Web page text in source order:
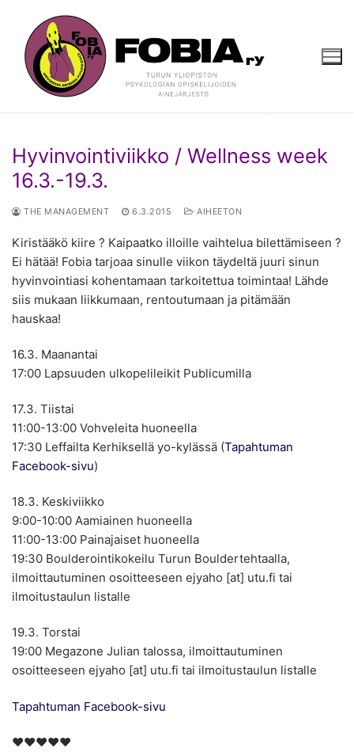
sisältöön
Hyvinvointiviikko / Wellness week
16.3.-19.3.
THE MANAGEMENT 6.3.2015 AIHEETON
Kiristääkö kiire ? Kaipaatko illoille vaihtelua bilettämiseen ?
Ei hätää! Fobia tarjoaa sinulle viikon täydeltä juuri sinun
hyvinvointiasi kohentamaan tarkoitettua toimintaa! Lähde
siis mukaan liikkumaan, rentoutumaan ja pitämään
hauskaa!
16.3. Maanantai
17:00 Lapsuuden ulkopelileikit Publicumilla
17.3. Tiistai
11:00-13:00 Vohveleita huoneella
17:30 Leffailta Kerhiksellä yo-kylässä (Tapahtuman
Facebook-sivu)
18.3. Keskiviikko
9:00-10:00 Aamiainen huoneella
11:00-13:00 Painajaiset huoneella
19:30 Boulderointikokeilu Turun Bouldertehtaalla,
ilmoittautuminen osoitteeseen ejyaho [at] utu.fi tai
ilmoitustaulun listalle
19.3. Torstai
19:00 Megazone Julian talossa, ilmoittautuminen
osoitteeseen ejyaho [at] utu.fi tai ilmoitustaulun listalle
Tapahtuman Facebook-sivu
♥♥♥♥♥